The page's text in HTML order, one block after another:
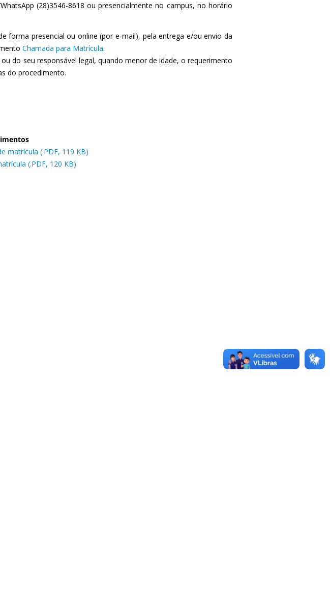
(28)3546-8618ou presencialmente no campus, no horário
forma presencial ou online (por e-mail), pela entrega e/ou envio da
Chamada para Matrícula.
do seu responsável legal, quando menor de idade, o requerimento
do procedimento.
matrícula (.PDF, 119 KB)
(.PDF, 120 KB)